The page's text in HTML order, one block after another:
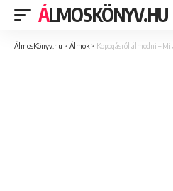
ÁLMOSKÖNYV.HU
ÁlmosKönyv.hu > Álmok > Kopogásról álmodni – Mi